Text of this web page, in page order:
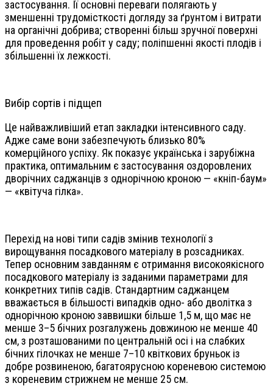
застосування. Її основні переваги полягають у
зменшенні трудомісткості догляду за ґрунтом і витрати
на органічні добрива; створенні більш зручної поверхні
для проведення робіт у саду; поліпшенні якості плодів і
збільшенні їх лежкості.
Вибір сортів і підщеп
Це найважливіший етап закладки інтенсивного саду.
Адже саме вони забезпечують близько 80%
комерційного успіху. Як показує українська і зарубіжна
практика, оптимальним є застосування оздоровлених
дворічних саджанців з однорічною кроною — «кніп-баум»
— «квітуча гілка».
Перехід на нові типи садів змінив технології з
вирощування посадкового матеріалу в розсадниках.
Тепер основним завданням є отримання високоякісного
посадкового матеріалу із заданими параметрами для
конкретних типів садів. Стандартним саджанцем
вважається в більшості випадків одно- або дволітка з
однорічною кроною заввишки більше 1,5 м, що має не
менше 3–5 бічних розгалужень довжиною не менше 40
см, з розташованими по центральній осі і на слабких
бічних гілочках не менше 7–10 квіткових бруньок із
добре розвиненою, багатоярусною кореневою системою
з кореневим стрижнем не менше 25 см.